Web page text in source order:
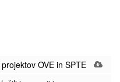
OVE in SPTE